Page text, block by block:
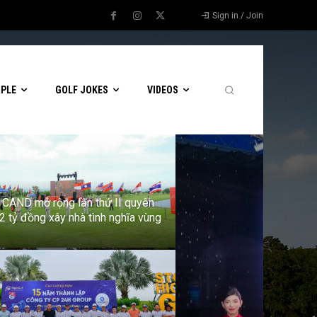
Sign in / Join
GOLF JOKES VIDEOS
mở rộng lần thứ II quyên
tỷ đồng xây nhà tình nghĩa vùng